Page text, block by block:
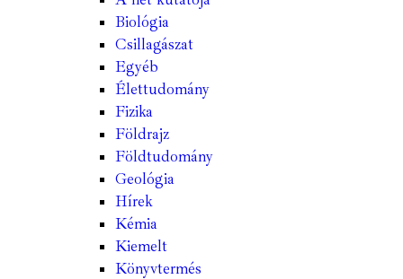
Biológia
Csillagászat
Egyéb
Élettudomány
Fizika
Földrajz
Földtudomány
Geológia
Hírek
Kémia
Kiemelt
Könyvtermés